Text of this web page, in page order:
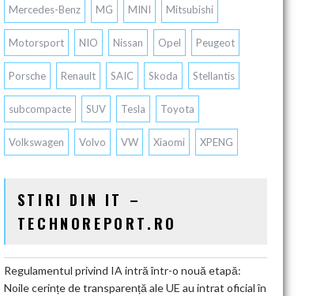
Mercedes-Benz MG MINI Mitsubishi
Motorsport NIO Nissan Opel Peugeot
Porsche Renault SAIC Skoda Stellantis
subcompacte SUV Tesla Toyota
Volkswagen Volvo VW Xiaomi XPENG
STIRI DIN IT –
TECHNOREPORT.RO
Regulamentul privind IA intră într-o nouă etapă:
Noile cerințe de transparență ale UE au intrat oficial în